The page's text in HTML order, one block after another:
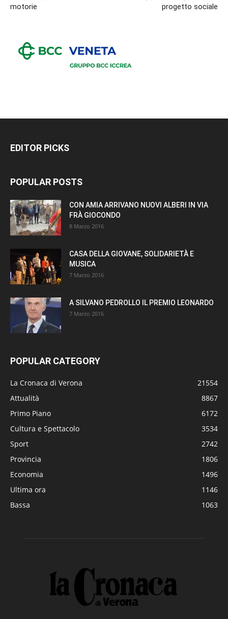
motorie
progetto sociale
EDITOR PICKS
POPULAR POSTS
CON AMIA ARRIVANO NUOVI ALBERI IN VIA
FRÀ GIOCONDO
8 Marzo 2016
CASA DELLA GIOVANE, SOLIDARIETÀ E
MUSICA
7 Marzo 2016
A SILVANO PEDROLLO IL PREMIO LEONARDO
7 Marzo 2016
POPULAR CATEGORY
La Cronaca di Verona
21554
Attualità
8867
Primo Piano
6172
Cultura e Spettacolo
3534
Sport
2742
Provincia
1806
Economia
1496
Ultima ora
1146
Bassa
1063